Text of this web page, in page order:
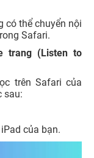
có thể chuyển nội
Safari.
trang (Listen to
trên Safari của
sau:
của bạn.